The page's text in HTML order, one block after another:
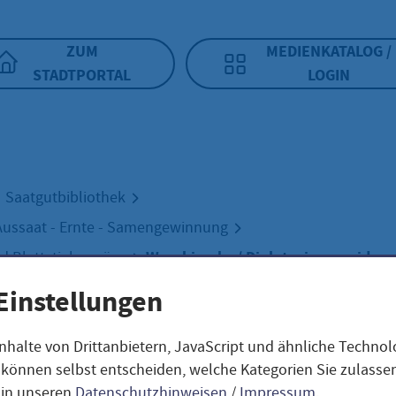
ZUM
STADTPORTAL
MEDIENKATALOG /
LOGIN
Saatgutbibliothek
- Ernte - Samengewinnung
Blattstielgemüse
Wasabirauke / Diplotaxis erucoides
/
von Drittanbietern, JavaScript und ähnliche
selbst entscheiden, welche Kategorien Sie